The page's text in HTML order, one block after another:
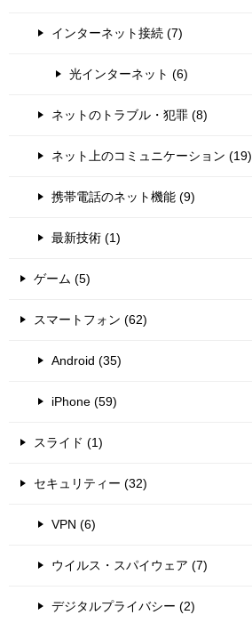
インターネット接続 (7)
光インターネット (6)
ネットのトラブル・犯罪 (8)
ネット上のコミュニケーション (19)
携帯電話のネット機能 (9)
最新技術 (1)
ゲーム (5)
スマートフォン (62)
Android (35)
iPhone (59)
スライド (1)
セキュリティー (32)
VPN (6)
ウイルス・スパイウェア (7)
デジタルプライバシー (2)